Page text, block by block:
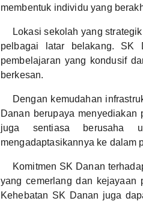
membentuk individu yang
Lokasi sekolah yang
pelbagai latar belakang. SK
pembelajaran yang kondusif
berkesan.
Dengan kemudahan
Danan berupaya
juga sentiasa berusaha
mengadaptasikannya ke dalam
Komitmen SK Danan
yang cemerlang dan kejayaan
Kehebatan SK Danan juga